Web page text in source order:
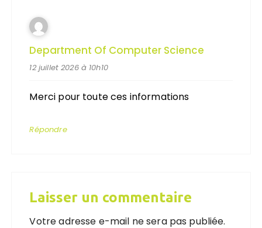
Department Of Computer Science
12 juillet 2026 à 10h10
Merci pour toute ces informations
Répondre
Laisser un commentaire
Votre adresse e-mail ne sera pas publiée.